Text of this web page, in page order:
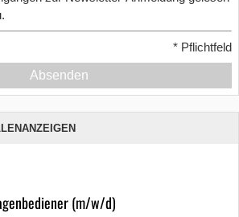
* Pflichtfeld
Absenden
(m/w/d)